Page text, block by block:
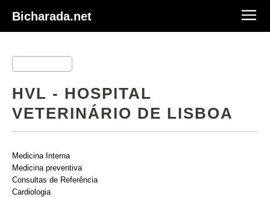
Bicharada.net
HVL - HOSPITAL
VETERINÁRIO DE LISBOA
Medicina Interna
Medicina preventiva
Consultas de Referência
Cardiologia